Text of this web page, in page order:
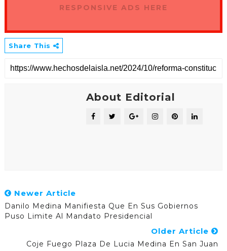
RESPONSIVE ADS HERE
Share This
About Editorial
Newer Article
Danilo Medina Manifiesta Que En Sus Gobiernos
Puso Limite Al Mandato Presidencial
Older Article
Coje Fuego Plaza De Lucia Medina En San Juan